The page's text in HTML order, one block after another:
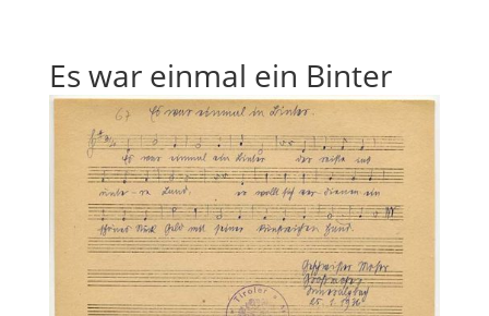
Es war einmal ein Binter